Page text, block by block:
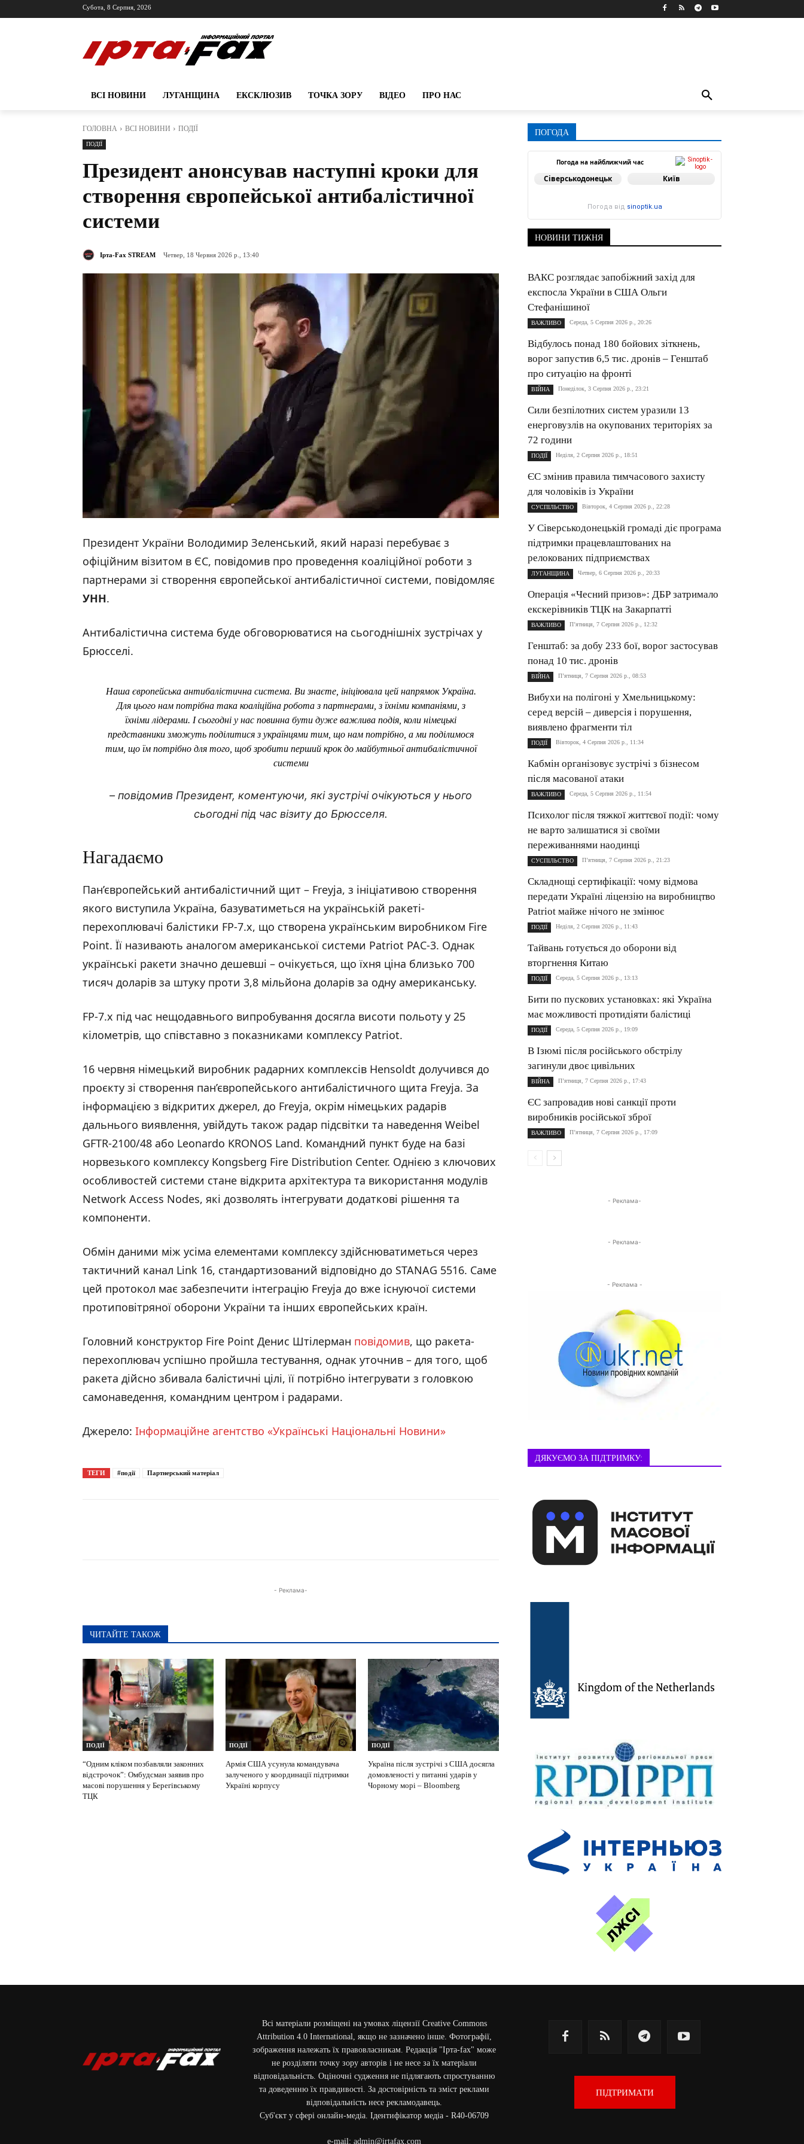
Субота, 8 Серпня, 2026
ВСІ НОВИНИ ЛУГАНЩИНА ЕКСКЛЮЗИВ ТОЧКА ЗОРУ ВІДЕО ПРО НАС
ГОЛОВНА ВСІ НОВИНИ ПОДІЇ
ПОДІЇ
Президент анонсував наступні кроки для
створення європейської антибалістичної
системи
Ірта-Fax STREAM Четвер, 18 Червня 2026 р., 13:40
Президент України Володимир Зеленський, який наразі перебуває з
офіційним візитом в ЄС, повідомив про проведення коаліційної роботи з
партнерами зі створення європейської антибалістичної системи, повідомляє
УНН.
Антибалістична система буде обговорюватися на сьогоднішніх зустрічах у
Брюсселі.
Наша європейська антибалістична система. Ви знаєте, ініціювала цей напрямок Україна.
Для цього нам потрібна така коаліційна робота з партнерами, з їхніми компаніями, з
їхніми лідерами. І сьогодні у нас повинна бути дуже важлива подія, коли німецькі
представники зможуть поділитися з українцями тим, що нам потрібно, а ми поділимося
тим, що їм потрібно для того, щоб зробити перший крок до майбутньої антибалістичної
системи
– повідомив Президент, коментуючи, які зустрічі очікуються у нього
сьогодні під час візиту до Брюсселя.
Нагадаємо
Пан’європейський антибалістичний щит – Freyja, з ініціативою створення
якого виступила Україна, базуватиметься на українській ракеті-
перехоплювачі балістики FP-7.x, що створена українським виробником Fire
Point. Її називають аналогом американської системи Patriot PAC-3. Однак
українські ракети значно дешевші – очікується, що їхня ціна близько 700
тисяч доларів за штуку проти 3,8 мільйона доларів за одну американську.
FP-7.x під час нещодавнього випробування досягла висоти польоту у 25
кілометрів, що співставно з показниками комплексу Patriot.
16 червня німецький виробник радарних комплексів Hensoldt долучився до
проєкту зі створення пан’європейського антибалістичного щита Freyja. За
інформацією з відкритих джерел, до Freyja, окрім німецьких радарів
дальнього виявлення, увійдуть також радар підсвітки та наведення Weibel
GFTR-2100/48 або Leonardo KRONOS Land. Командний пункт буде на базі
норвезького комплексу Kongsberg Fire Distribution Center. Однією з ключових
особливостей системи стане відкрита архітектура та використання модулів
Network Access Nodes, які дозволять інтегрувати додаткові рішення та
компоненти.
Обмін даними між усіма елементами комплексу здійснюватиметься через
тактичний канал Link 16, стандартизований відповідно до STANAG 5516. Саме
цей протокол має забезпечити інтеграцію Freyja до вже існуючої системи
протиповітряної оборони України та інших європейських країн.
Головний конструктор Fire Point Денис Штілерман повідомив, що ракета-
перехоплювач успішно пройшла тестування, однак уточнив – для того, щоб
ракета дійсно збивала балістичні цілі, її потрібно інтегрувати з головкою
самонаведення, командним центром і радарами.
Джерело: Інформаційне агентство «Українські Національні Новини»
ТЕГИ #події Партнерський матеріал
- Реклама-
ЧИТАЙТЕ ТАКОЖ
ПОДІЇ
“Одним кліком позбавляли законних
відстрочок”: Омбудсман заявив про
масові порушення у Берегівському
ТЦК
ПОДІЇ
Армія США усунула командувача
залученого у координації підтримки
Україні корпусу
ПОДІЇ
Україна після зустрічі з США досягла
домовленості у питанні ударів у
Чорному морі – Bloomberg
ПОГОДА
Погода на найближчий час
Сіверськодонецьк Київ
Погода від sinoptik.ua
НОВИНИ ТИЖНЯ
ВАКС розглядає запобіжний захід для
експосла України в США Ольги
Стефанішиної
ВАЖЛИВО Середа, 5 Серпня 2026 р., 20:26
Відбулось понад 180 бойових зіткнень,
ворог запустив 6,5 тис. дронів – Генштаб
про ситуацію на фронті
ВІЙНА Понеділок, 3 Серпня 2026 р., 23:21
Сили безпілотних систем уразили 13
енерговузлів на окупованих територіях за
72 години
ПОДІЇ Неділя, 2 Серпня 2026 р., 18:51
ЄС змінив правила тимчасового захисту
для чоловіків із України
СУСПІЛЬСТВО Вівторок, 4 Серпня 2026 р., 22:28
У Сіверськодонецькій громаді діє програма
підтримки працевлаштованих на
релокованих підприємствах
ЛУГАНЩИНА Четвер, 6 Серпня 2026 р., 20:33
Операція «Чесний призов»: ДБР затримало
екскерівників ТЦК на Закарпатті
ВАЖЛИВО П’ятниця, 7 Серпня 2026 р., 12:32
Генштаб: за добу 233 бої, ворог застосував
понад 10 тис. дронів
ВІЙНА П’ятниця, 7 Серпня 2026 р., 08:53
Вибухи на полігоні у Хмельницькому:
серед версій – диверсія і порушення,
виявлено фрагменти тіл
ПОДІЇ Вівторок, 4 Серпня 2026 р., 11:34
Кабмін організовує зустрічі з бізнесом
після масованої атаки
ВАЖЛИВО Середа, 5 Серпня 2026 р., 11:54
Психолог після тяжкої життєвої події: чому
не варто залишатися зі своїми
переживаннями наодинці
СУСПІЛЬСТВО П’ятниця, 7 Серпня 2026 р., 21:23
Складнощі сертифікації: чому відмова
передати Україні ліцензію на виробництво
Patriot майже нічого не змінює
ПОДІЇ Неділя, 2 Серпня 2026 р., 11:43
Тайвань готується до оборони від
вторгнення Китаю
ПОДІЇ Середа, 5 Серпня 2026 р., 13:13
Бити по пускових установках: які Україна
має можливості протидіяти балістиці
ПОДІЇ Середа, 5 Серпня 2026 р., 19:09
В Ізюмі після російського обстрілу
загинули двоє цивільних
ВІЙНА П’ятниця, 7 Серпня 2026 р., 17:43
ЄС запровадив нові санкції проти
виробників російської зброї
ВАЖЛИВО П’ятниця, 7 Серпня 2026 р., 17:09
- Реклама-
- Реклама-
- Реклама -
ДЯКУЄМО ЗА ПІДТРИМКУ:
Всі матеріали розміщені на умовах ліцензії Creative Commons
Attribution 4.0 International, якщо не зазначено інше. Фотографії,
зображення належать їх правовласникам. Редакція "Ірта-fax" може
не розділяти точку зору авторів і не несе за їх матеріали
відповідальність. Оціночні судження не підлягають спростуванню
та доведенню їх правдивості. За достовірність та зміст реклами
відповідальність несе рекламодавець.
Cуб'єкт у сфері онлайн-медіа. Ідентифікатор медіа - R40-06709
e-mail: admin@irtafax.com
ПІДТРИМАТИ